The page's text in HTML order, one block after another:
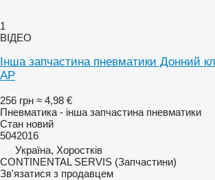
1
ВІДЕО
Інша запчастина пневматики Донний
AP
256 грн ≈ 4,98 €
Пневматика - інша запчастина пневматики
Стан новий
5042016
Україна, Хоростків
CONTINENTAL SERVIS (Запчастини)
Зв'язатися з продавцем